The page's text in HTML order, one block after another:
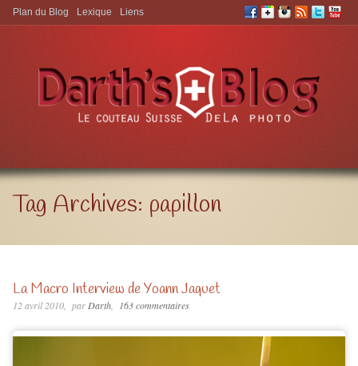
Aller à:
Plan du Blog Lexique Liens
Tag Archives: papillon
La Macro Interview de Yoann Jaquet
12 avril 2010 parDarth 163 commentaires